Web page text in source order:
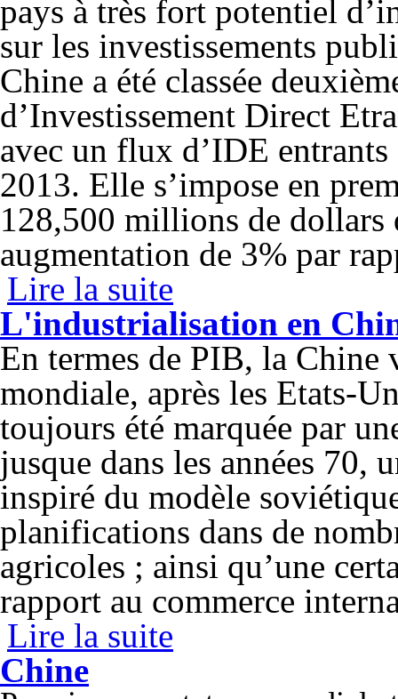
pays à très fort potentiel
sur les investissements
Chine a été classée
d’Investissement Direct
avec un flux d’IDE
2013. Elle s’impose en
128,500 millions de
augmentation de 3% par
Lire la suite
L'industrialisation en
En termes de PIB, la
mondiale, après les Etats-
toujours été marquée par
jusque dans les années 70,
inspiré du modèle
planifications dans de
agricoles ; ainsi qu’une
rapport au commerce
Lire la suite
Chine